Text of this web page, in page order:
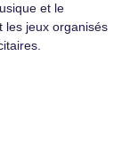
et le
les jeux organisés